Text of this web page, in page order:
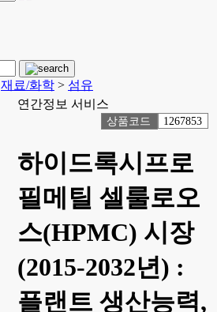
재료/화학 > 섬유
연간정보 서비스
상품코드 1267853
하이드록시프로
필메틸 셀룰로오
스(HPMC) 시장
(2015-2032년) :
플랜트 생산능력,